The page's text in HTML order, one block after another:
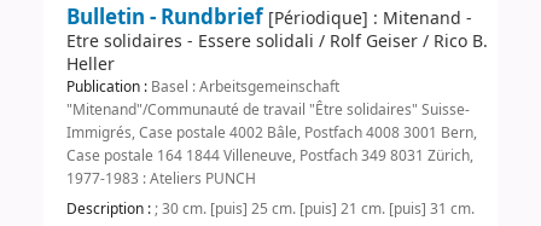
Bulletin - Rundbrief[Périodique] : Mitenand -
Etre solidaires - Essere solidali / Rolf Geiser / Rico B.
Heller
Publication : Basel : Arbeitsgemeinschaft
"Mitenand"/Communauté de travail "Être solidaires" Suisse-
Immigrés, Case postale 4002 Bâle, Postfach 4008 3001 Bern,
Case postale 164 1844 Villeneuve, Postfach 349 8031 Zürich,
1977-1983 : Ateliers PUNCH
Description :; 30 cm. [puis] 25 cm. [puis] 21 cm. [puis] 31 cm.